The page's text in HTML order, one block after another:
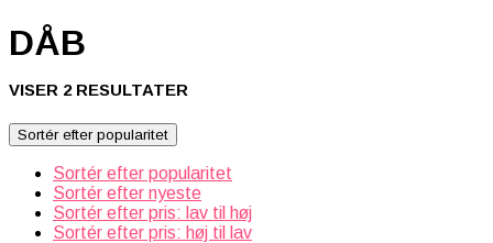
DÅB
VISER 2 RESULTATER
Sortér efter popularitet
Sortér efter popularitet
Sortér efter nyeste
Sortér efter pris: lav til høj
Sortér efter pris: høj til lav